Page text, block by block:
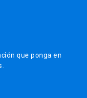
que ponga en